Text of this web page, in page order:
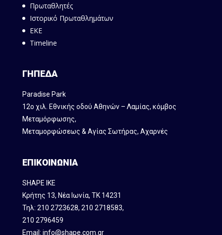
Πρωταθλητές
Ιστορικό Πρωταθλημάτων
ΕΚΕ
Timeline
ΓΗΠΕΔΑ
Paradise Park
12ο χιλ. Εθνικής οδού Αθηνών – Λαμίας, κόμβος
Mεταμόρφωσης,
Μεταμορφώσεως & Αγίας Σωτήρας, Αχαρνές
ΕΠΙΚΟΙΝΩΝΙΑ
SHAPE IKE
Κρήτης 13, Νέα Ιωνία, ΤΚ 14231
Τηλ: 210 2723628, 210 2718583,
210 2796459
Email: info@shape.com.gr